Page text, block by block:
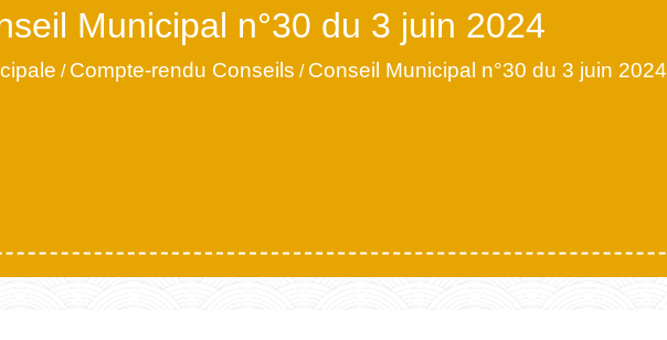
Municipal n°30 du 3 juin 2024
/ Compte-rendu Conseils / Conseil Municipal n°30 du 3 juin 2024